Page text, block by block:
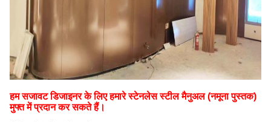
हम सजावट डिजाइनर के लिए हमारे स्टेनलेस स्टील मैनुअल (नमूना पुस्तक)
मुफ्त में प्रदान कर सकते हैं।